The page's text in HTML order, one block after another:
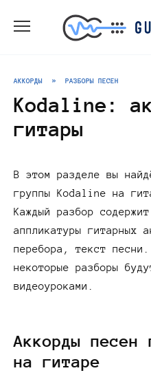
АККОРДЫ » РАЗБОРЫ ПЕСЕН
Kodaline:
гитары
В этом разделе вы
группы Kodaline на
Каждый разбор
аппликатуры гитарных
перебора, текст
некоторые разборы
видеоуроками.
Аккорды
на гитаре